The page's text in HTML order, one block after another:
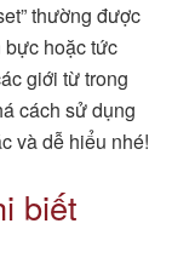
thường được
bực hoặc tức
giới từ trong
cách sử dụng
và dễ hiểu nhé!
biết